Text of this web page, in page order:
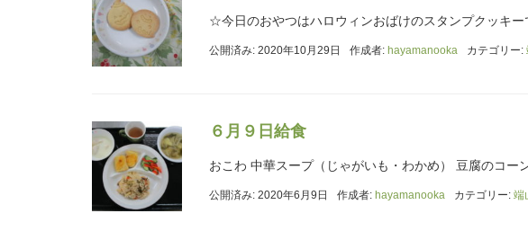
☆今日のおやつはハロウィンおばけのスタンプクッキ
公開済み: 2020年10月29日 作成者: hayamanooka カテゴリー:
６月９日給食
おこわ 中華スープ（じゃがいも・わかめ） 豆腐のコー
公開済み: 2020年6月9日 作成者: hayamanooka カテゴリー: 端